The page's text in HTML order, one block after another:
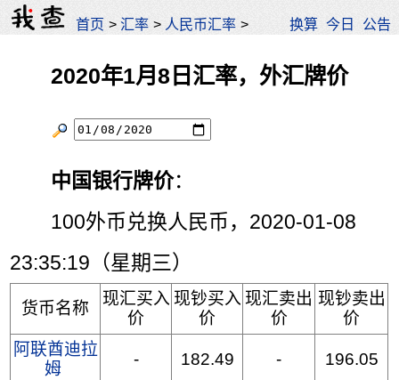
首页 >汇率 > 人民币汇率 > 换算 今日 公告
2020年1月8日汇率，外汇牌价
中国银行牌价：
100外币兑换人民币，2020-01-08
23:35:19（星期三）
货币名称
现汇买入
价
现钞买入
价
现汇卖出
价
现钞卖出
价
阿联酋迪拉
姆
- 182.49 - 196.05